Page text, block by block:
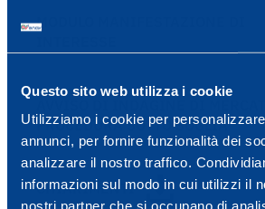
Questo sito web utilizza i cookie
Utilizziamo i cookie per
annunci, per fornire funzionalità dei
analizzare il nostro traffico.
informazioni sul modo in cui utilizzi il
nostri partner che si occupano di
MODULO MANIFESTAZIONE DI
PROCEDURA SOTTO SOGLIA
CHIARIMENTI